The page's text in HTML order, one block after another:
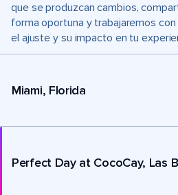
que se produzcan cambios,
forma oportuna y trabajaremos
el ajuste y su impacto en tu
Miami, Florida
Perfect Day at CocoCay, Las